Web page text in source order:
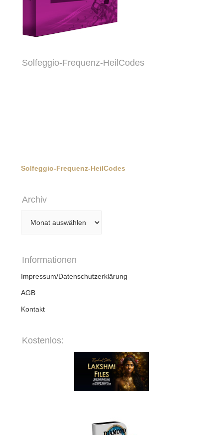
Solfeggio-Frequenz-HeilCodes
Solfeggio-Frequenz-HeilCodes
Archiv
Informationen
Impressum/Datenschutzerklärung
AGB
Kontakt
Kostenlos: